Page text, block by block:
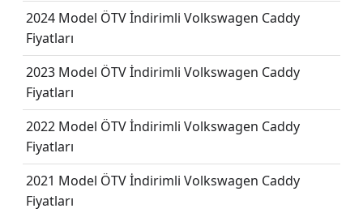
2024 Model ÖTV İndirimli Volkswagen Caddy
Fiyatları
2023 Model ÖTV İndirimli Volkswagen Caddy
Fiyatları
2022 Model ÖTV İndirimli Volkswagen Caddy
Fiyatları
2021 Model ÖTV İndirimli Volkswagen Caddy
Fiyatları